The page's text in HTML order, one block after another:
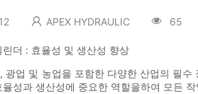
APEX HYDRAULIC 65
린더 : 효율성 및 생산성 향상
광업 및 농업을 포함한 다양한 산업의 필
성과 생산성에 중요한 역할을하여 모든